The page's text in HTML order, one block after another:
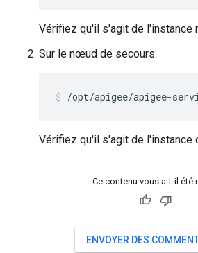
Vérifiez qu'il s'agit de l'instance
Sur le nœud de secours:
/opt/apigee/apigee-
Vérifiez qu'il s'agit de l'instance
Ce contenu vous a-t-il été
ENVOYER DES